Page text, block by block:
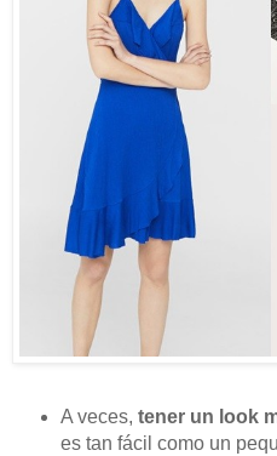
A veces, tener un look
es tan fácil como un